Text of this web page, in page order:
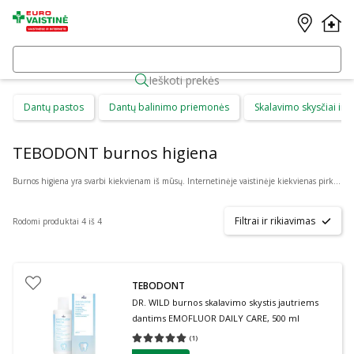
Ieškoti prekės
Dantų pastos Dantų balinimo priemonės Skalavimo skysčiai ir
TEBODONT burnos higiena
Burnos higiena yra svarbi kiekvienam iš mūsų. Internetinėje vaistinėje kiekvienas pirkėjas gali rasti daug skirtingų burnos higienos priemonių suaugusiems ir vaikams. Čia galima patogiai pirkti: dantų priežiūros priemones, kaip dantų pasta ar skalavimo skystis, dantų šepetėlius ir irigatorius, protezus ir plokštelių priežiūros priemones bei skirtingus gelius ar tepalus.
Rodomi produktai 4 iš 4 Filtrai ir rikiavimas
TEBODONT
DR. WILD burnos skalavimo skystis jautriems
dantims EMOFLUOR DAILY CARE, 500 ml
(1)
Vidutinis įvertinimas 5.00